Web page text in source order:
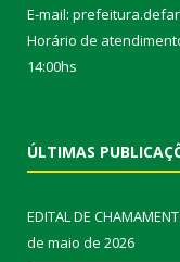
E-mail:
Horário de
14:00hs
ÚLTIMAS
EDITAL DE
de maio de 2026